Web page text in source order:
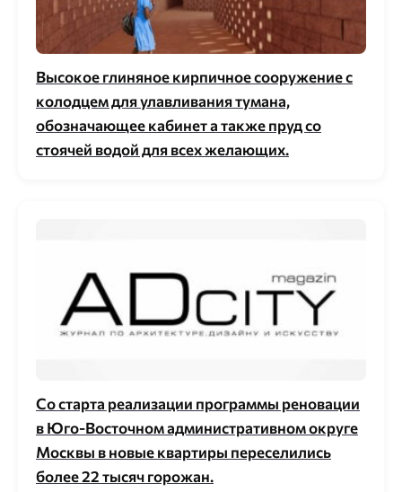
Высокое глиняное кирпичное сооружение с
колодцем для улавливания тумана,
обозначающее кабинет а также пруд со
стоячей водой для всех желающих.
Со старта реализации программы реновации
в Юго-Восточном административном округе
Москвы в новые квартиры переселились
более 22 тысяч горожан.